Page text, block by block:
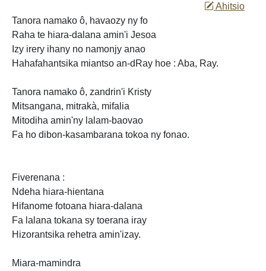
Ahitsio
Tanora namako ô, havaozy ny fo
Raha te hiara-dalana amin'i Jesoa
Izy irery ihany no namonjy anao
Hahafahantsika miantso an-dRay hoe : Aba, Ray.
Tanora namako ô, zandrin'i Kristy
Mitsangana, mitrakà, mifalia
Mitodiha amin'ny lalam-baovao
Fa ho dibon-kasambarana tokoa ny fonao.
Fiverenana :
Ndeha hiara-hientana
Hifanome fotoana hiara-dalana
Fa lalana tokana sy toerana iray
Hizorantsika rehetra amin'izay.
Miara-mamindra